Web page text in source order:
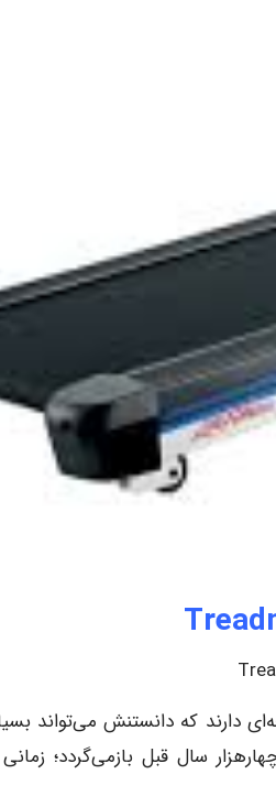
دارند که دانستنش می‌تواند
سال قبل بازمی‌گردد؛ زمانی